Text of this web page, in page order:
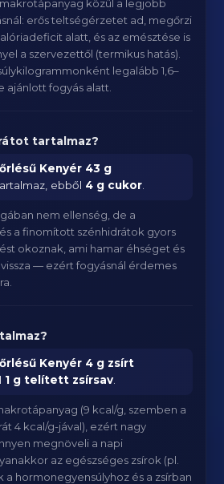
közül a legjobb
erős teltségérzetet ad, megőrzi
alatt, és az emésztése is
a szervezettől (termikus hatás).
legalább 1,6–
ajánlott fogyás alatt.
tartalmaz?
Kenyér 43 g
ebből 4 g cukor
nem ellenség, de a
a finomított szénhidrátok gyors
okoznak, ami hamar éhséget és
— ezért fogyásnál érdemes
Kenyér 4 g zsírt
1 g telített zsírsav
(9 kcal/g, szemben a
4 kcal/g-jával), ezért nagy
megnöveli a napi
az egészséges zsírok (pl.
a hormonegyensúlyhoz és a zsírban